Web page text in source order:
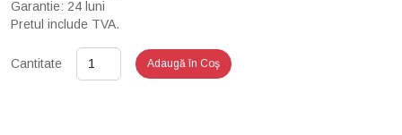
Garantie: 24 luni
Pretul include TVA.
Cantitate Adaugă în Coş